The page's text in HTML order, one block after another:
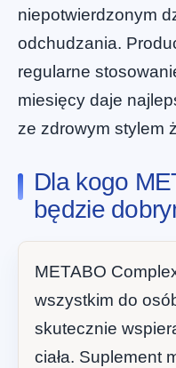
niepotwierdzonym
odchudzania.
regularne
miesięcy daje
ze zdrowym stylem
Dla kogo
będzie
METABO
wszystkim do
skutecznie
ciała. Suplement